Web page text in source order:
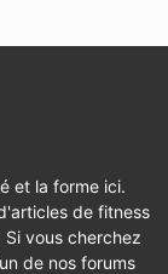
et la forme ici.
de fitness
vous cherchez
de nos forums